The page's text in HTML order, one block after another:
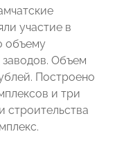
участие в
объему
заводов. Объем
Построено
и три
строительства